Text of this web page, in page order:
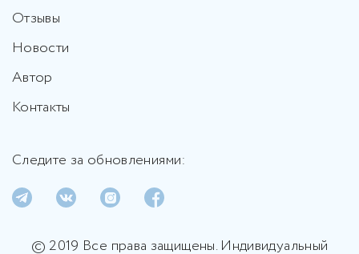
Отзывы
Новости
Автор
Контакты
Следите за обновлениями:
© 2019 Все права защищены. Индивидуальный